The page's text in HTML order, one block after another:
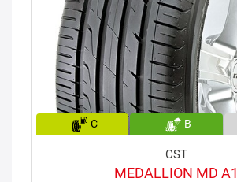
C B
CST
MEDALLION MD A1